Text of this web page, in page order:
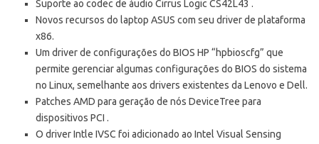
Suporte ao codec de áudio Cirrus Logic CS42L43 .
Novos recursos do laptop ASUS com seu driver de plataforma
x86.
Um driver de configurações do BIOS HP “hpbioscfg” que
permite gerenciar algumas configurações do BIOS do sistema
no Linux, semelhante aos drivers existentes da Lenovo e Dell.
Patches AMD para geração de nós DeviceTree para
dispositivos PCI .
O driver Intle IVSC foi adicionado ao Intel Visual Sensing